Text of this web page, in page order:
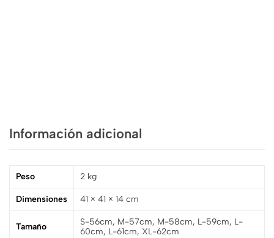
Información adicional
Peso 2 kg
Dimensiones 41 × 41 × 14 cm
Tamaño
S-56cm, M-57cm, M-58cm, L-59cm, L-
60cm, L-61cm, XL-62cm